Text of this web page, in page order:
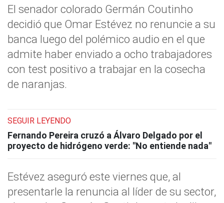
El senador colorado Germán Coutinho
decidió que Omar Estévez no renuncie a su
banca luego del polémico audio en el que
admite haber enviado a ocho trabajadores
con test positivo a trabajar en la cosecha
de naranjas.
SEGUIR LEYENDO
Fernando Pereira cruzó a Álvaro Delgado por el
proyecto de hidrógeno verde: "No entiende nada"
Estévez aseguró este viernes que, al
presentarle la renuncia al líder de su sector,